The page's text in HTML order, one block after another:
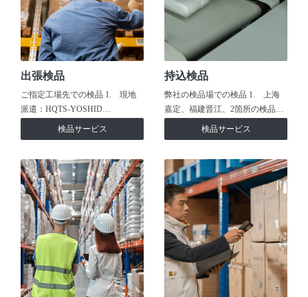
出張検品
ご指定工場先での検品 1. 現地
派遣：HQTS-YOSHID…
検品サービス
持込検品
弊社の検品場での検品 1. 上海
嘉定、福建晋江、2箇所の検品…
検品サービス